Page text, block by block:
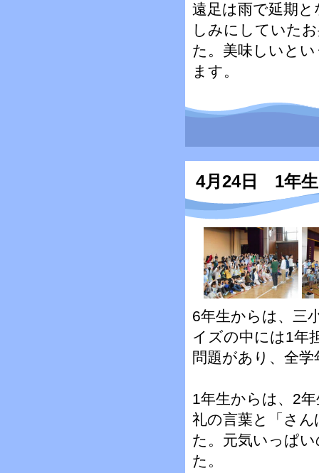
遠足は雨で延期
しみにしていた
た。美味しいと
ます。
4月24日 1年
6年生からは、三
イズの中には1年
問題があり、全
1年生からは、2
礼の言葉と「さ
た。元気いっぱ
た。